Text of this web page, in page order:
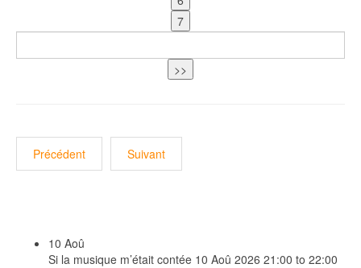
Précédent Suivant
10 Aoû
Si la musique m’était contée 10 Aoû 2026 21:00 to 22:00